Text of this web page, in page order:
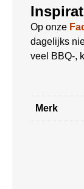
Op onze
dagelijks
veel BBQ-,
Merk